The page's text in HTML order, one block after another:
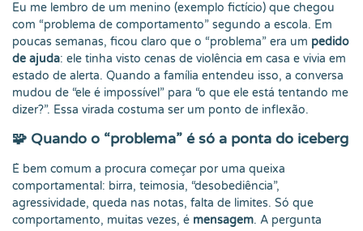
Eu me lembro de um menino (exemplo fictício) que chegou
com “problema de comportamento” segundo a escola. Em
poucas semanas, ficou claro que o “problema” era um pedido
de ajuda: ele tinha visto cenas de violência em casa e vivia em
estado de alerta. Quando a família entendeu isso, a conversa
mudou de “ele é impossível” para “o que ele está tentando me
dizer?”. Essa virada costuma ser um ponto de inflexão.
🧩 Quando o “problema” é só a ponta do iceberg
É bem comum a procura começar por uma queixa
comportamental: birra, teimosia, “desobediência”,
agressividade, queda nas notas, falta de limites. Só que
comportamento, muitas vezes, é mensagem. A pergunta